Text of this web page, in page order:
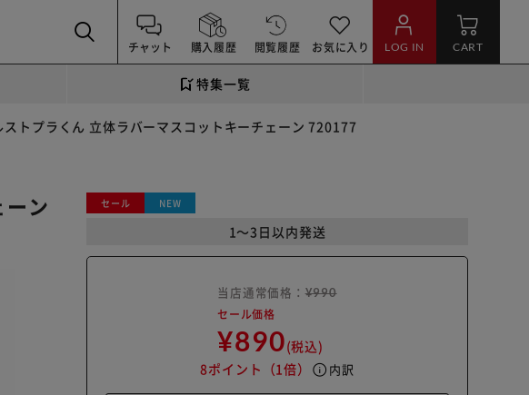
チャット 購入履歴 閲覧履歴 お気に入り LOG IN CART
特集一覧
トプラくん 立体ラバーマスコットキーチェーン 720177
ン
セール NEW
1～3日以内発送
当店通常価格： ¥990
セール価格
¥890(税込)
8ポイント （1倍） info 内訳